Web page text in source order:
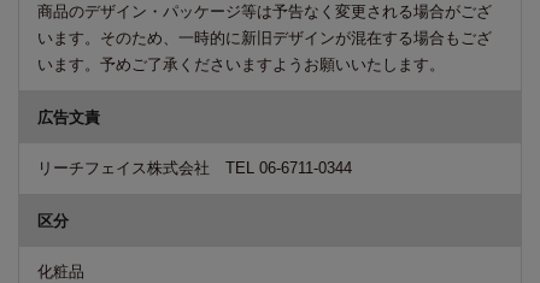
商品のデザイン・パッケージ等は予告なく変更される場合がござ
います。そのため、一時的に新旧デザインが混在する場合もござ
います。予めご了承くださいますようお願いいたします。
広告文責
リーチフェイス株式会社 TEL 06-6711-0344
区分
化粧品